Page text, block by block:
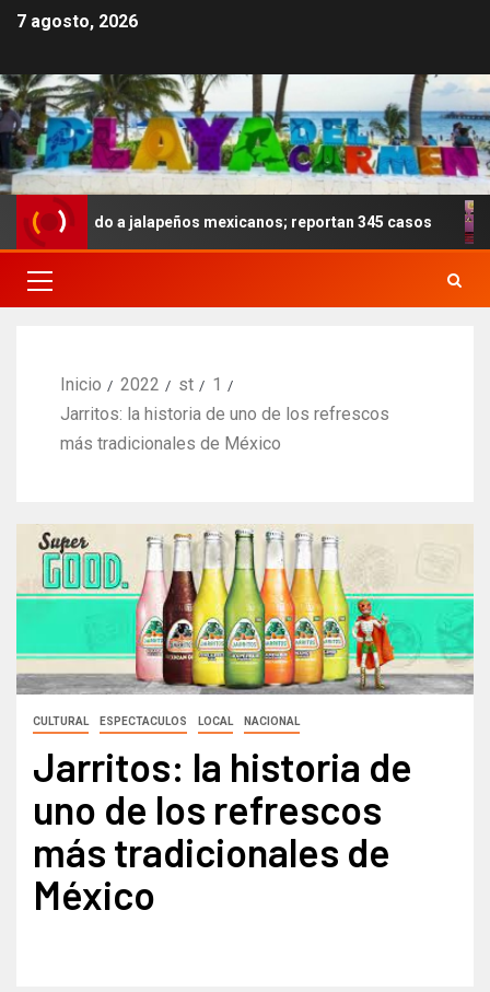
7 agosto, 2026
a jalapeños mexicanos; reportan 345 casos
Inicio 2022 st
1
Jarritos: la historia de uno de los refrescos
más tradicionales de México
CULTURAL ESPECTACULOS LOCAL NACIONAL
Jarritos: la historia de
uno de los refrescos
más tradicionales de
México